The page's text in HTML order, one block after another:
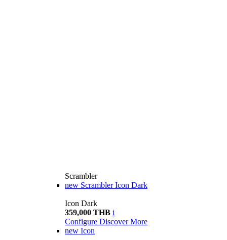
Scrambler
new Scrambler Icon Dark
Icon Dark
359,000 THB i
Configure Discover More
new Icon